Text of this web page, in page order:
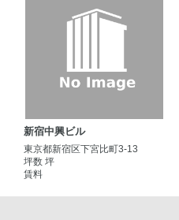
新宿中興ビル
東京都新宿区下宮比町3-13
坪数 坪
賃料